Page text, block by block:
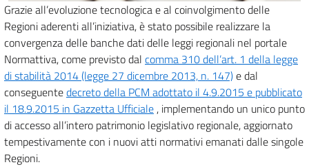
Grazie all’evoluzione tecnologica e al coinvolgimento delle
Regioni aderenti all’iniziativa, è stato possibile realizzare la
convergenza delle banche dati delle leggi regionali nel portale
Normattiva, come previsto dal comma 310 dell’art. 1 della legge
di stabilità 2014 (legge 27 dicembre 2013, n. 147)e dal
conseguentedecreto della PCM adottato il 4.9.2015 e pubblicato
il 18.9.2015 in Gazzetta Ufficiale , implementando un unico punto
di accesso all’intero patrimonio legislativo regionale, aggiornato
tempestivamente con i nuovi atti normativi emanati dalle singole
Regioni.